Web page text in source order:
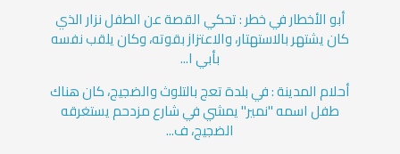
أبو الأخطار في خطر : تحكي القصة عن الطفل نزار الذي
كان يشتهر بالاستهتار، والاعتزاز بقوته، وكان يلقب نفسه
بأبي ا...
أحلام المدينة : في بلدة تعج بالتلوث والضجيج، كان هناك
طفل اسمه "نمير" يمشي في شارع مزدحم يستغرقه
الضجيج، ف...